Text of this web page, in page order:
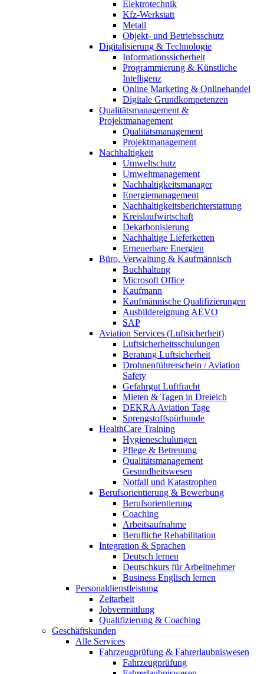
Elektrotechnik
Kfz-Werkstatt
Metall
Objekt- und Betriebsschutz
Digitalisierung & Technologie
Informationssicherheit
Programmierung & Künstliche
Intelligenz
Online Marketing & Onlinehandel
Digitale Grundkompetenzen
Qualitätsmanagement &
Projektmanagement
Qualitätsmanagement
Projektmanagement
Nachhaltigkeit
Umweltschutz
Umweltmanagement
Nachhaltigkeitsmanager
Energiemanagement
Nachhaltigkeitsberichterstattung
Kreislaufwirtschaft
Dekarbonisierung
Nachhaltige Lieferketten
Erneuerbare Energien
Büro, Verwaltung & Kaufmännisch
Buchhaltung
Microsoft Office
Kaufmann
Kaufmännische Qualifizierungen
Ausbildereignung AEVO
SAP
Aviation Services (Luftsicherheit)
Luftsicherheitsschulungen
Beratung Luftsicherheit
Drohnenführerschein / Aviation
Safety
Gefahrgut Luftfracht
Mieten & Tagen in Dreieich
DEKRA Aviation Tage
Sprengstoffspürhunde
HealthCare Training
Hygieneschulungen
Pflege & Betreuung
Qualitätsmanagement
Gesundheitswesen
Notfall und Katastrophen
Berufsorientierung & Bewerbung
Berufsorientierung
Coaching
Arbeitsaufnahme
Berufliche Rehabilitation
Integration & Sprachen
Deutsch lernen
Deutschkurs für Arbeitnehmer
Business Englisch lernen
Personaldienstleistung
Zeitarbeit
Jobvermittlung
Qualifizierung & Coaching
Geschäftskunden
Alle Services
Fahrzeugprüfung & Fahrerlaubniswesen
Fahrzeugprüfung